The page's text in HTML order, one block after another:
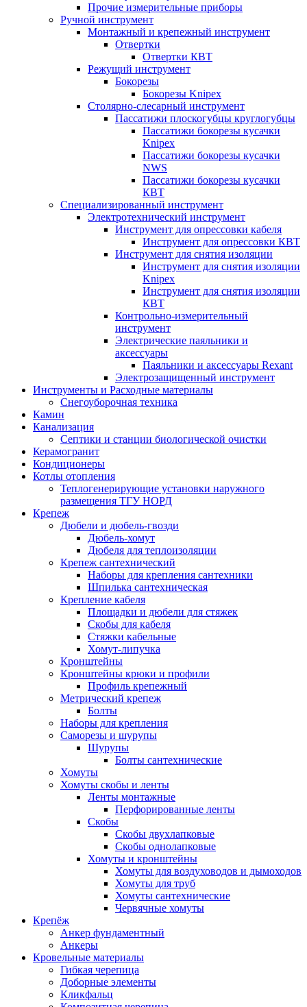
Прочие измерительные приборы
Ручной инструмент
Монтажный и крепежный инструмент
Отвертки
Отвертки КВТ
Режущий инструмент
Бокорезы
Бокорезы Knipex
Столярно-слесарный инструмент
Пассатижи плоскогубцы круглогубцы
Пассатижи бокорезы кусачки
Knipex
Пассатижи бокорезы кусачки
NWS
Пассатижи бокорезы кусачки
КВТ
Специализированный инструмент
Электротехнический инструмент
Инструмент для опрессовки кабеля
Инструмент для опрессовки КВТ
Инструмент для снятия изоляции
Инструмент для снятия изоляции
Knipex
Инструмент для снятия изоляции
КВТ
Контрольно-измерительный
инструмент
Электрические паяльники и
аксессуары
Паяльники и аксессуары Rexant
Электрозащищенный инструмент
Инструменты и Расходные материалы
Снегоуборочная техника
Камин
Канализация
Септики и станции биологической очистки
Керамогранит
Кондиционеры
Котлы отопления
Теплогенерирующие установки наружного
размещения ТГУ НОРД
Крепеж
Дюбели и дюбель-гвозди
Дюбель-хомут
Дюбеля для теплоизоляции
Крепеж сантехнический
Наборы для крепления сантехники
Шпилька сантехническая
Крепление кабеля
Площадки и дюбели для стяжек
Скобы для кабеля
Стяжки кабельные
Хомут-липучка
Кронштейны
Кронштейны крюки и профили
Профиль крепежный
Метрический крепеж
Болты
Наборы для крепления
Саморезы и шурупы
Шурупы
Болты сантехнические
Хомуты
Хомуты скобы и ленты
Ленты монтажные
Перфорированные ленты
Скобы
Скобы двухлапковые
Скобы однолапковые
Хомуты и кронштейны
Хомуты для воздуховодов и дымоходов
Хомуты для труб
Хомуты сантехнические
Червячные хомуты
Крепёж
Анкер фундаментный
Анкеры
Кровельные материалы
Гибкая черепица
Доборные элементы
Кликфальц